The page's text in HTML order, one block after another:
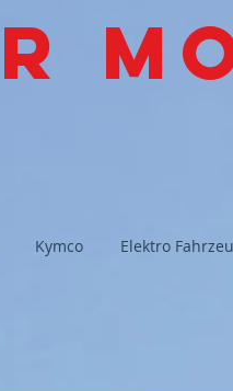
Kymco Elektro